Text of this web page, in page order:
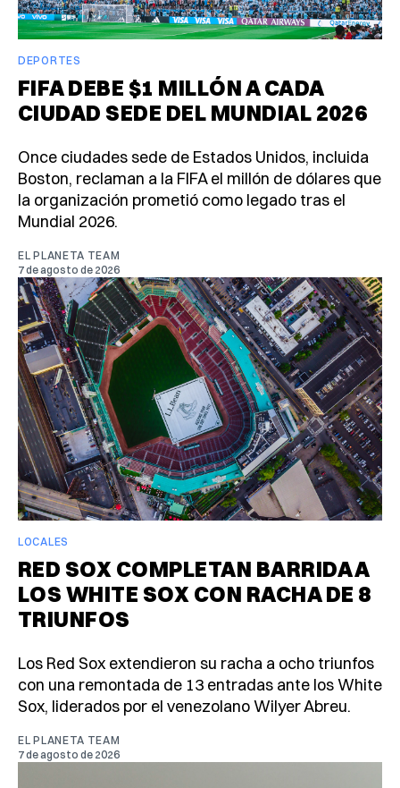
DEPORTES
FIFA DEBE $1 MILLÓN A CADA
CIUDAD SEDE DEL MUNDIAL 2026
Once ciudades sede de Estados Unidos, incluida
Boston, reclaman a la FIFA el millón de dólares que
la organización prometió como legado tras el
Mundial 2026.
EL PLANETA TEAM
7 de agosto de 2026
LOCALES
RED SOX COMPLETAN BARRIDA A
LOS WHITE SOX CON RACHA DE 8
TRIUNFOS
Los Red Sox extendieron su racha a ocho triunfos
con una remontada de 13 entradas ante los White
Sox, liderados por el venezolano Wilyer Abreu.
EL PLANETA TEAM
7 de agosto de 2026